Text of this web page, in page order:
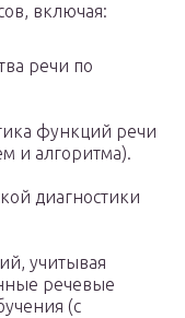
включая:
речи по
функций речи
и алгоритма).
диагностики
учитывая
речевые
(с